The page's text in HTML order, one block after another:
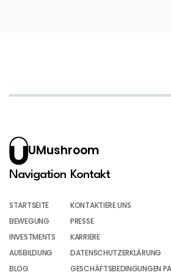
UMushroom
Navigation
STARTSEITE
BEWEGUNG
INVESTMENTS
AUSBILDUNG
BLOG
Kontakt
KONTAKTIERE UNS
PRESSE
KARRIERE
DATENSCHUTZERKLÄRUNG
GESCHÄFTSBEDINGUNGEN